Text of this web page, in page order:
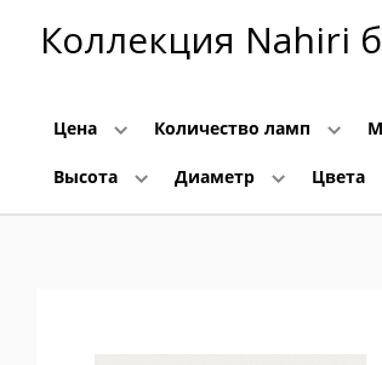
Коллекция Nahiri
Цена Количество ламп
Высота Диаметр Цвета